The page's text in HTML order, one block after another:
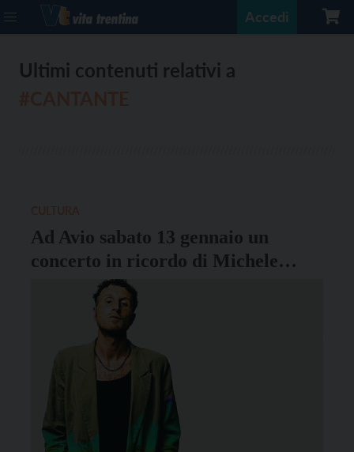
Accedi
Ultimi contenuti relativi a
Ad Avio sabato 13 gennaio un
concerto in ricordo di Michele
Cristoforetti